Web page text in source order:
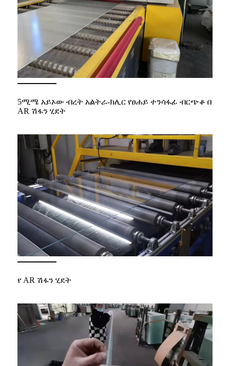
5ሚሜ አይኦው ብረት አልትራ-ክሊር የፀሐይ ተንሳፋፊ ብርጭቆ በ
AR ሽፋን ሂደት
የ AR ሽፋን ሂደት